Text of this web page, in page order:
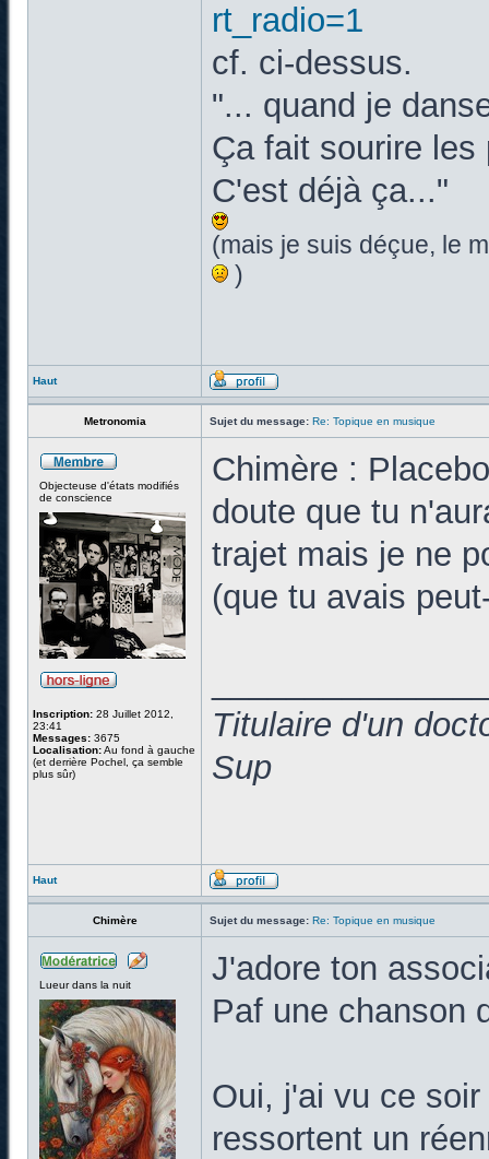
rt_radio=1
cf. ci-dessus.
"... quand je
Ça fait sourire les
C'est déjà ça..."
(mais je suis déçue, le
)
Haut
Metronomia Sujet du message: Re: Topique en musique
Objecteuse d'états modifiés
de conscience
Inscription: 28 Juillet 2012,
23:41
Messages: 3675
Localisation:Au fond à gauche
(et derrière Pochel, ça semble
plus sûr)
Chimère :
doute que tu
trajet mais je ne
(que tu avais
Titulaire d'un
Sup
Haut
Chimère Sujet du message: Re: Topique en musique
Lueur dans la nuit
J'adore ton
Paf une chanson
Oui, j'ai vu ce
ressortent un